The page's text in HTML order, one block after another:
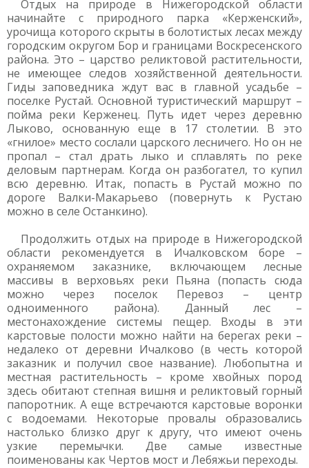
Отдых на природе в Нижегородской области
начинайте с природного парка «Керженский»,
урочища которого скрыты в болотистых лесах между
городским округом Бор и границами Воскресенского
района. Это – царство реликтовой растительности,
не имеющее следов хозяйственной деятельности.
Гиды заповедника ждут вас в главной усадьбе –
поселке Рустай. Основной туристический маршрут –
пойма реки Керженец. Путь идет через деревню
Лыково, основанную еще в 17 столетии. В это
«гнилое» место сослали царского лесничего. Но он не
пропал – стал драть лыко и сплавлять по реке
деловым партнерам. Когда он разбогател, то купил
всю деревню. Итак, попасть в Рустай можно по
дороге Валки-Макарьево (повернуть к Рустаю
можно в селе Останкино).
Продолжить отдых на природе в Нижегородской
области рекомендуется в Ичалковском боре –
охраняемом заказнике, включающем лесные
массивы в верховьях реки Пьяна (попасть сюда
можно через поселок Перевоз – центр
одноименного района). Данный лес –
местонахождение системы пещер. Входы в эти
карстовые полости можно найти на берегах реки –
недалеко от деревни Ичалково (в честь которой
заказник и получил свое название). Любопытна и
местная растительность – кроме хвойных пород
здесь обитают степная вишня и реликтовый горный
папоротник. А еще встречаются карстовые воронки
с водоемами. Некоторые провалы образовались
настолько близко друг к другу, что имеют очень
узкие перемычки. Две самые известные
поименованы как Чертов мост и Лебяжьи переходы.